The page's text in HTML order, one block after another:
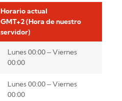
Horario actual
GMT+2 (Hora de nuestro
servidor)
Lunes 00:00 – Viernes
00:00
Lunes 00:00 – Viernes
00:00